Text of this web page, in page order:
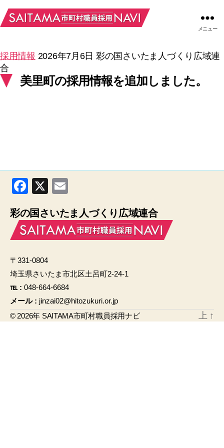
メニュー
採用情報 2026年7月6日 彩の国さいたま人づくり広域連
合
美里町の採用情報を追加しました。
F
c
e
o
o
k
X
ail
彩の国さいたま人づくり広域連合
〒331-0804
埼玉県さいたま市北区土呂町2-24-1
℡ : 048-664-6684
メール : jinzai02@hitozukuri.or.jp
© 2026年 SAITAMA市町村職員採用ナビ 上 ↑